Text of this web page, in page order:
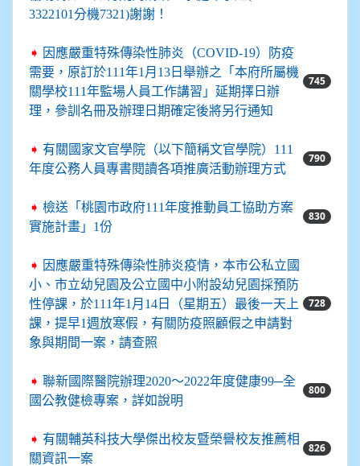
3322101分機7321)謝謝！
➧
因應嚴重特殊傳染性肺炎（COVID-19）防疫
需要，原訂於111年1月13日舉辦之「本府所屬機
關學校111年監場人員工作講習」延期擇日辦
理，參訓名冊及辦理日期確定後將另行通知
745
➧ 有關國家文官學院（以下簡稱文官學院）111
年度公務人員專書閱讀各項推廣活動辦理方式
790
➧ 檢送「桃園市政府111年度推動員工協助方案
實施計畫」1份
830
➧
因應嚴重特殊傳染性肺炎疫情，本市公私立國
小、市立幼兒園及公立國中小附設幼兒園採預防
性停課，於111年1月14日（星期五）最後一天上
課，提早1週放寒假，有關防疫照顧假之申請對
象與期間一案，請查照
728
➧ 聯新國際醫院辦理2020～2022年度健康99─全
國公教健檢專案，詳如說明
800
➧ 有關輔英科技大學傑出校友暨榮譽校友推薦相
關資訊一案
826